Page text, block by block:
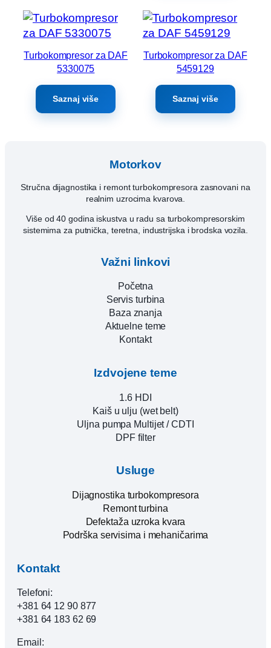
Turbokompresor za DAF
5330075
Saznaj više
Turbokompresor za DAF
5459129
Saznaj više
Motorkov
Stručna dijagnostika i remont turbokompresora zasnovani na
realnim uzrocima kvarova.
Više od 40 godina iskustva u radu sa turbokompresorskim
sistemima za putnička, teretna, industrijska i brodska vozila.
Važni linkovi
Početna
Servis turbina
Baza znanja
Aktuelne teme
Kontakt
Izdvojene teme
1.6 HDI
Kaiš u ulju (wet belt)
Uljna pumpa Multijet / CDTI
DPF filter
Usluge
Dijagnostika turbokompresora
Remont turbina
Defektaža uzroka kvara
Podrška servisima i mehaničarima
Kontakt
Telefoni:
+381 64 12 90 877
+381 64 183 62 69
Email: